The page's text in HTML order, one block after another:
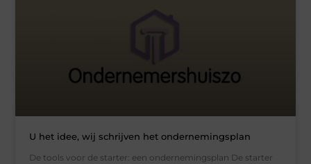
U het idee, wij schrijven het ondernemingsplan
De tools voor de starter: een ondernemingsplan De starter